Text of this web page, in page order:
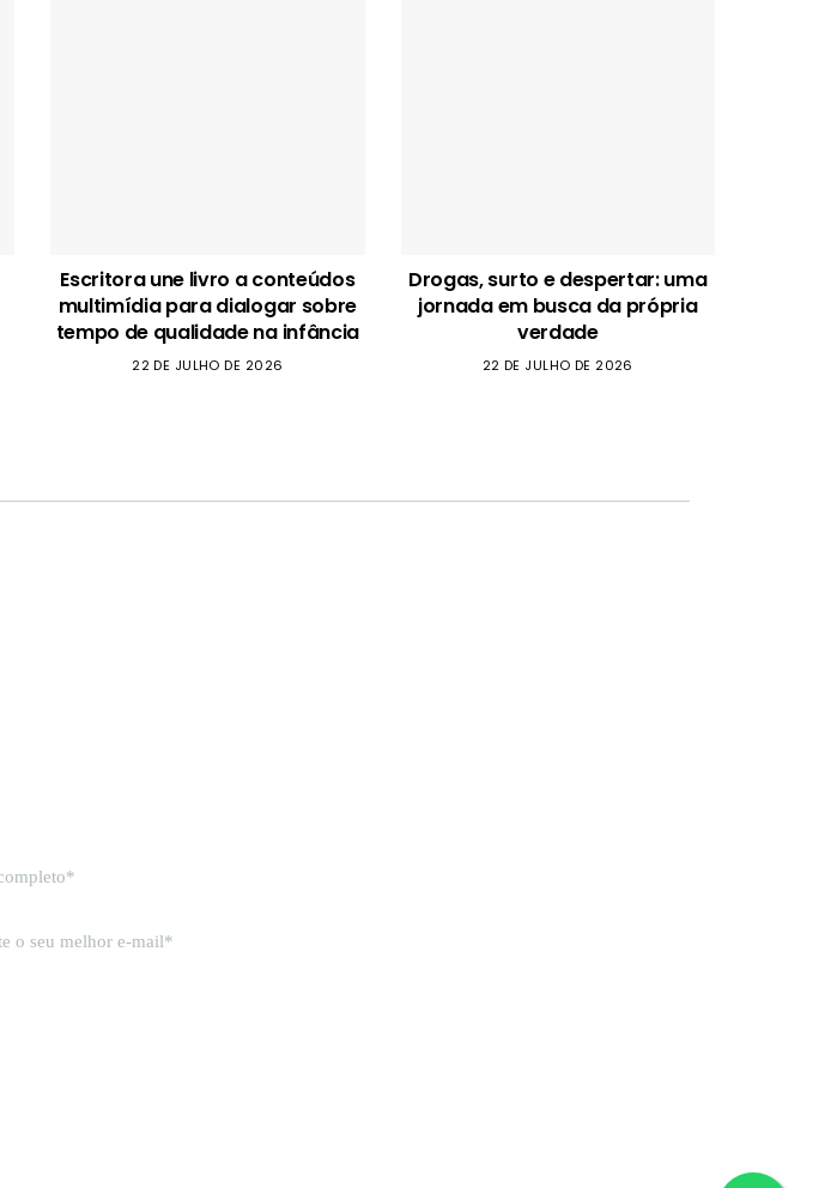
Escritora une livro a conteúdos
multimídia para dialogar sobre
tempo de qualidade na infância
22 DE JULHO DE 2026
Drogas, surto e despertar: uma
jornada em busca da própria
verdade
22 DE JULHO DE 2026